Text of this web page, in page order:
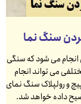
سنگ نما
می شود که سنگی
می تواند انجام
و رولپلاک سنگ نمای
داده خواهد شد.